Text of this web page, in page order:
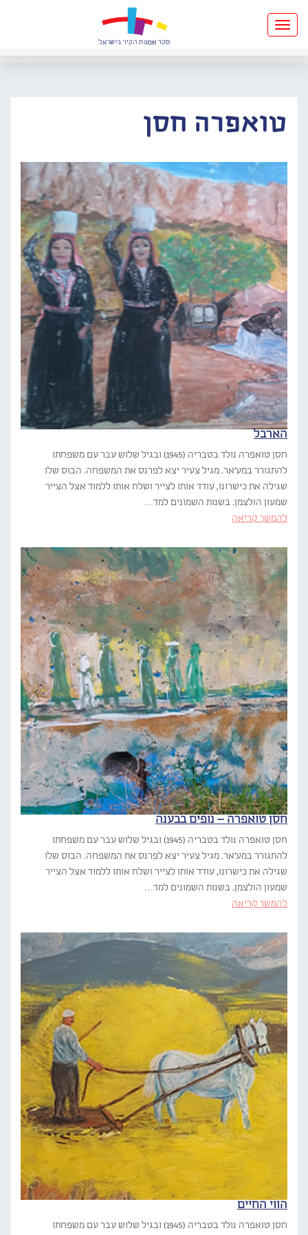
Toggle
navigation
טואפרה חסן
הארבל
חסן טואפרה נולד בטבריה (1945) ובגיל שלוש עבר עם משפחתו
להתגורר במע'אר. מגיל צעיר יצא לפרנס את המשפחה. הבוס שלו
שגילה את כישרונו, עודד אותו לצייר ושלח אותו ללמוד אצל הצייר
שמעון הולצמן. בשנות השמונים למד…
להמשך קריאה
חסן טואפרה – נופים בבענה
חסן טואפרה נולד בטבריה (1945) ובגיל שלוש עבר עם משפחתו
להתגורר במע'אר. מגיל צעיר יצא לפרנס את המשפחה. הבוס שלו
שגילה את כישרונו, עודד אותו לצייר ושלח אותו ללמוד אצל הצייר
שמעון הולצמן. בשנות השמונים למד…
להמשך קריאה
הווי החיים
חסן טואפרה נולד בטבריה (1945) ובגיל שלוש עבר עם משפחתו